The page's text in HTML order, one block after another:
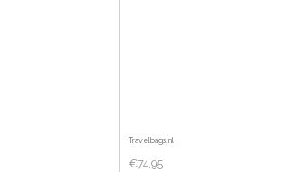
Travelbags.nl
€74,95